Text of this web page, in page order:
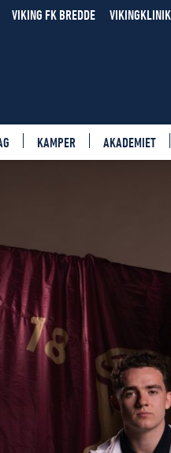
VIKING FK BREDDE
KAMPER AKADEMIET